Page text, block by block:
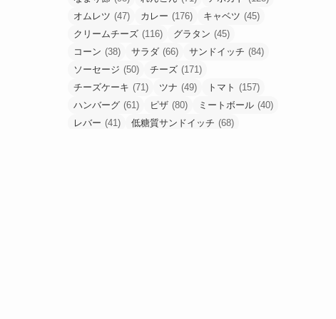
オムレツ (47) カレー (176) キャベツ (45)
クリームチーズ (116) グラタン (45)
コーン (38) サラダ (66) サンドイッチ (84)
ソーセージ (50) チーズ (171)
チーズケーキ (71) ツナ (49) トマト (157)
ハンバーグ (61) ピザ (80) ミートボール (40)
レバー (41) 低糖質サンドイッチ (68)